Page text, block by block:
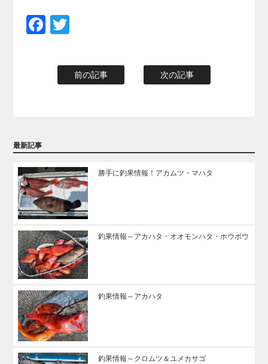
Facebook
前の記事 次の記事
最新記事
勝手に釣果情報！アカムツ・マハタ
釣果情報～アカハタ・オオモンハタ・ホウボウ
釣果情報～アカハタ
釣果情報～クロムツ＆ユメカサゴ